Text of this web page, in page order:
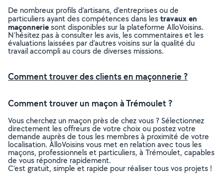
De nombreux profils d’artisans, d’entreprises ou de
particuliers ayant des compétences dans lestravaux en
maçonneriesont disponibles sur la plateforme AlloVoisins.
N’hésitez pas à consulter les avis, les commentaires et les
évaluations laissées par d’autres voisins sur la qualité du
travail accompli au cours de diverses missions.
Comment trouver des clients en maçonnerie ?
Comment trouver un maçon à Trémoulet ?
Vous cherchez un maçon près de chez vous ? Sélectionnez
directement les offreurs de votre choix ou postez votre
demande auprès de tous les membres à proximité de votre
localisation. AlloVoisins vous met en relation avec tous les
maçons, professionnels et particuliers, à Trémoulet, capables
de vous répondre rapidement.
C’est gratuit, simple et rapide pour réaliser tous vos projets !